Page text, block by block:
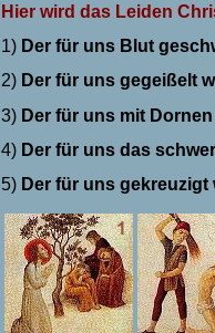
Hier wird das Leiden
1) Der für uns Blut
2) Der für uns gegeißelt
3) Der für uns mit
4) Der für uns das
5) Der für uns gekreuzigt